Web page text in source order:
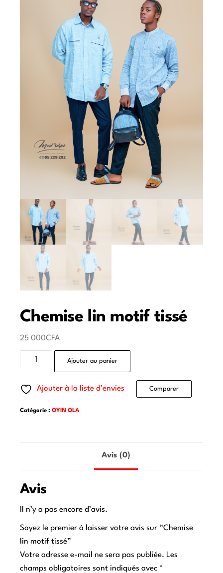
Chemise lin motif tissé
25 000CFA
Ajouter au panier
Ajouter à la liste d’envies Comparer
Catégorie : OYIN OLA
Avis (0)
Avis
Il n’y a pas encore d’avis.
Soyez le premier à laisser votre avis sur “Chemise
lin motif tissé”
Votre adresse e-mail ne sera pas publiée. Les
champs obligatoires sont indiqués avec *